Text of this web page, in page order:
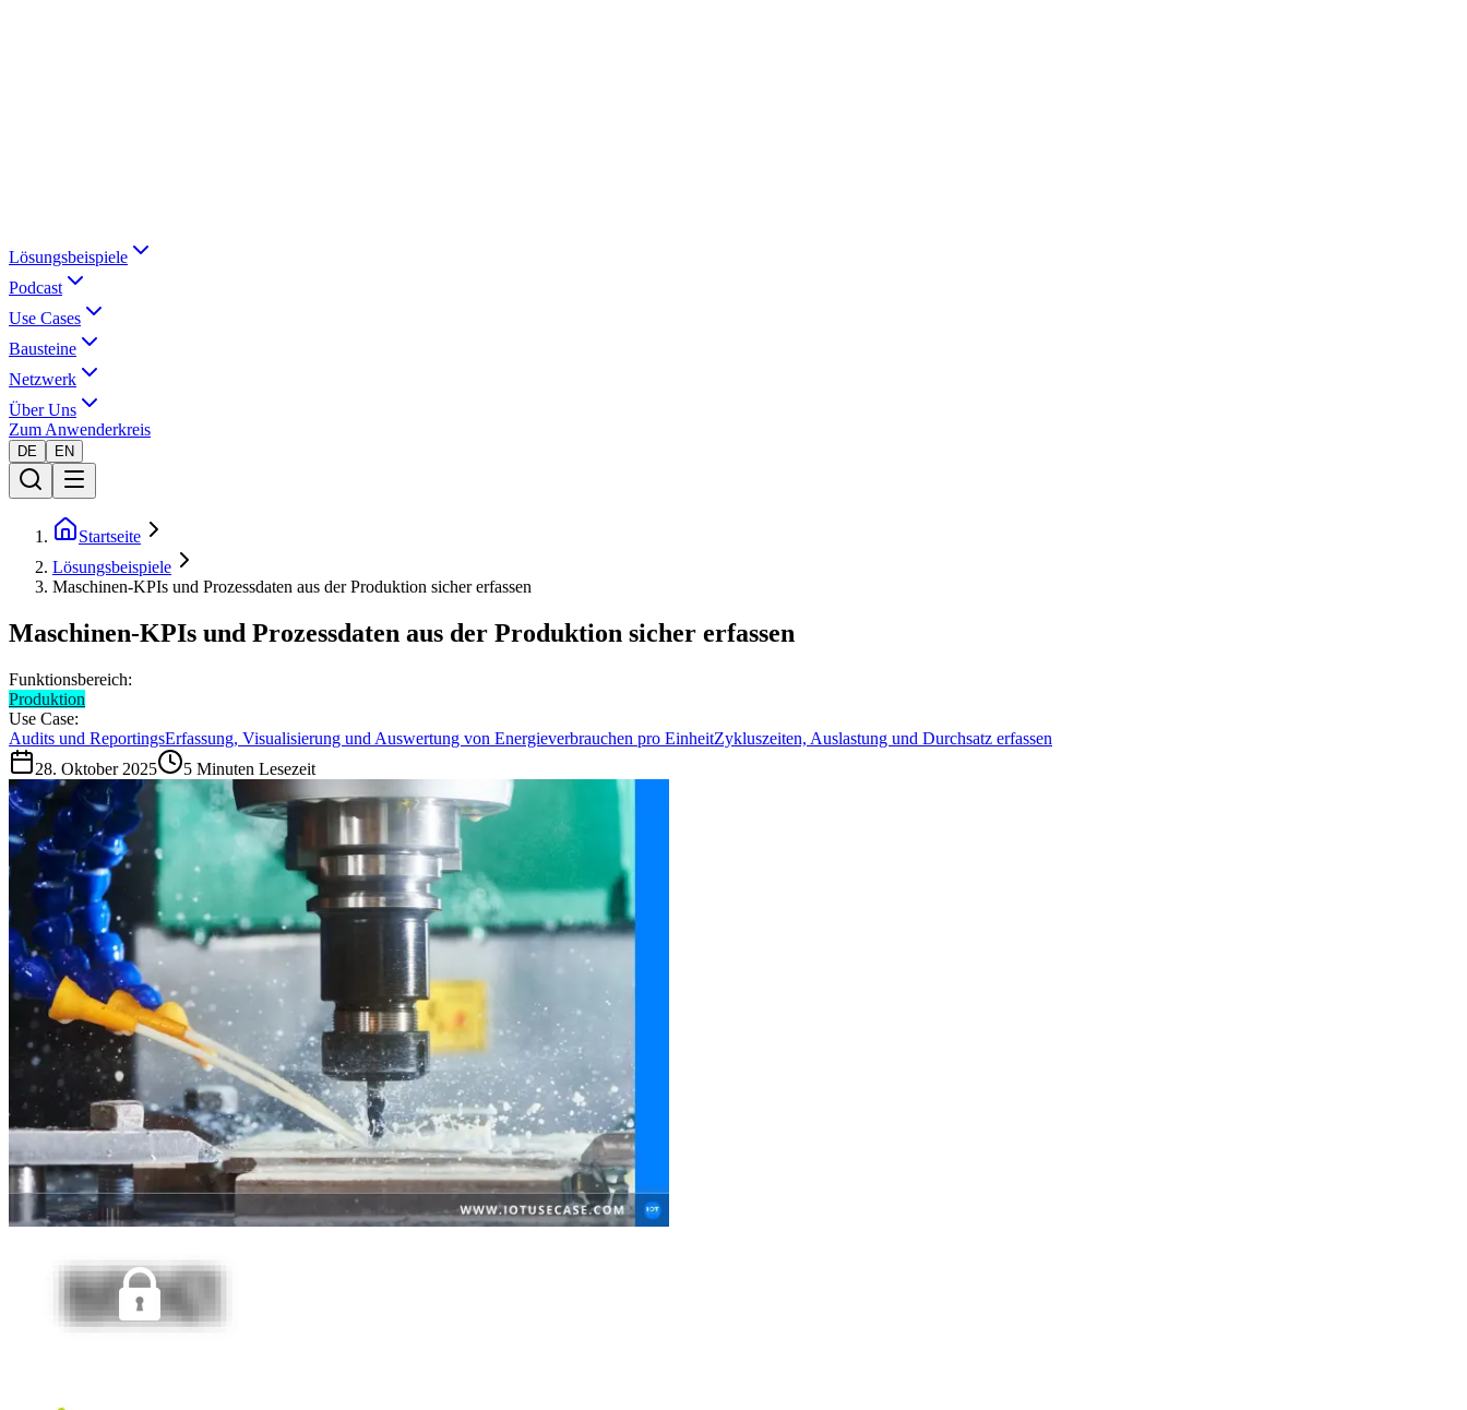
Lösungsbeispiele
Podcast
Use Cases
Bausteine
Netzwerk
Über Uns
Zum Anwenderkreis
DE EN
Startseite
Lösungsbeispiele
Maschinen-KPIs und Prozessdaten aus der Produktion sicher erfassen
Maschinen-KPIs und Prozessdaten aus der Produktion sicher erfassen
Funktionsbereich:
Produktion
Use Case:
Audits und ReportingsErfassung, Visualisierung und Auswertung von Energieverbrauchen pro EinheitZykluszeiten, Auslastung und Durchsatz erfassen
28. Oktober 2025
5 Minuten Lesezeit